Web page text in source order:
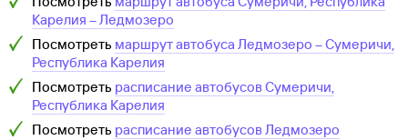
Карелия –Ледмозеро
Посмотреть маршрут автобуса Ледмозеро –Сумеричи,
Республика Карелия
Посмотреть расписание автобусовСумеричи,
Республика Карелия
Посмотреть расписание автобусовЛедмозеро